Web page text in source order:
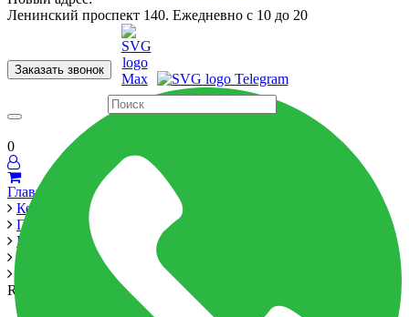
Ленинский проспект 140. Ежедневно с 10 до 20
Заказать звонок
60x120 60x60 Для ванной Для кухни
0
Главная
Керамика
Производители
Porcelanite Dos
Керамическая плитка FIRENZE 1219 CALACATTA GOLD
RET 40x120 см